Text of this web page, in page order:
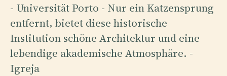
- Universität Porto - Nur ein Katzensprung
entfernt, bietet diese historische
Institution schöne Architektur und eine
lebendige akademische Atmosphäre. -
Igreja